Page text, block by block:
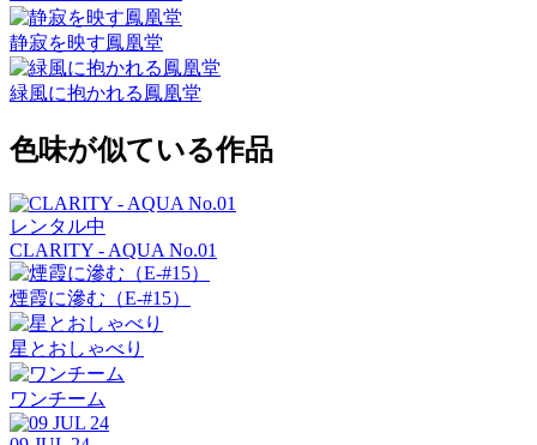
静寂を映す鳳凰堂
緑風に抱かれる鳳凰堂
色味が似ている作品
レンタル中
CLARITY - AQUA No.01
煙霞に滲む（E-#15）
星とおしゃべり
ワンチーム